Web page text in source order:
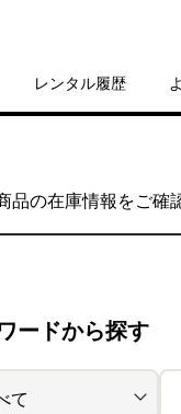
レンタル履歴
の在庫情報をご確
ードから探す